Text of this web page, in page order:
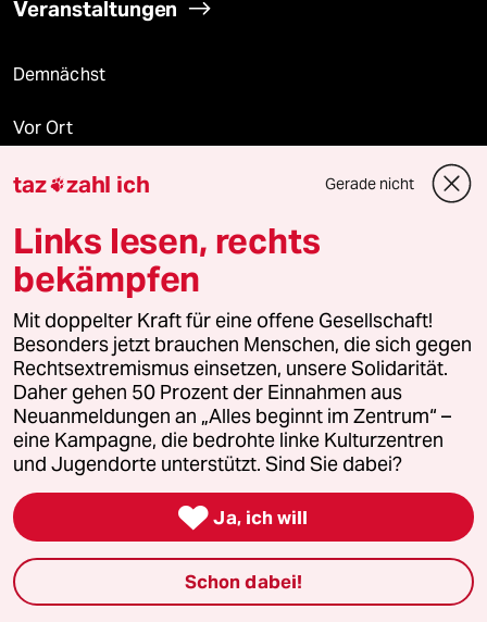
Veranstaltungen
Demnächst
Vor Ort
Live im Stream
Vergangene
taz lab 2027
Mehr taz Lesestoff
taz Blogs
taz FUTURZWEI
Le Monde diplomatique
taz zahl ich Gerade nicht
Links lesen, rechts
bekämpfen
Mit doppelter Kraft für eine offene Gesellschaft!
Besonders jetzt brauchen Menschen, die sich gegen
Rechtsextremismus einsetzen, unsere Solidarität.
Daher gehen 50 Prozent der Einnahmen aus
Neuanmeldungen an „Alles beginnt im Zentrum“ –
eine Kampagne, die bedrohte linke Kulturzentren
und Jugendorte unterstützt. Sind Sie dabei?
 Ja, ich will
Schon dabei!